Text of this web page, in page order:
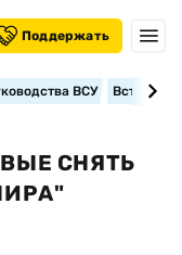
Поддержать
ВСУ
СНЯТЬ